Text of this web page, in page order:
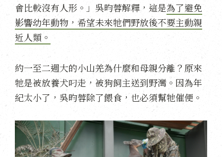
會比較沒有人形。」吳昀蓉解釋，這是為了避免
影響幼年動物，希望未來牠們野放後不要主動親
近人類。
約一至二週大的小山羌為什麼和母親分離？原來
牠是被放養犬叼走，被狗飼主送到野灣。因為年
紀太小了，吳昀蓉除了餵食，也必須幫牠催便。